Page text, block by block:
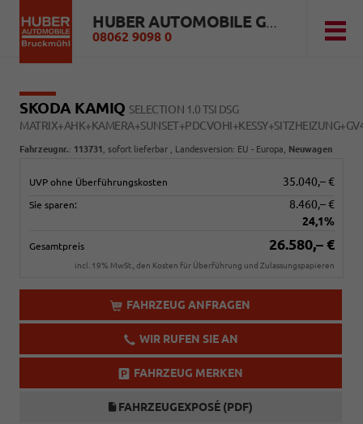
HUBER AUTOMOBILE GMBH
08062 9098 0
SKODA KAMIQ SELECTION 1.0 TSI DSG
Fahrzeugnr.: 113731 sofort lieferbar , Landesversion: EU - Europa, Neuwagen
UVP ohne Überführungskosten 35.040,– €
Sie sparen:
8.460,– €
24,1%
Gesamtpreis 26.580,– €
incl. 19% MwSt., den Kosten für Überführung und Zulassungspapieren
FAHRZEUG ANFRAGEN
WIR RUFEN SIE AN
FAHRZEUG MERKEN
FAHRZEUGEXPOSÉ (PDF)